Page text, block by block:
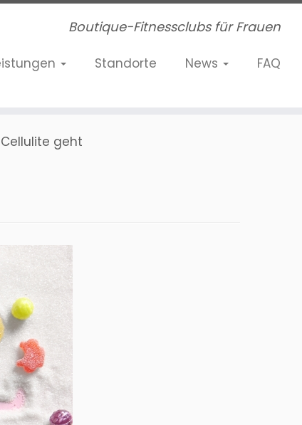
Boutique-Fitnessclubs für Frauen
Standorte News FAQ
geht